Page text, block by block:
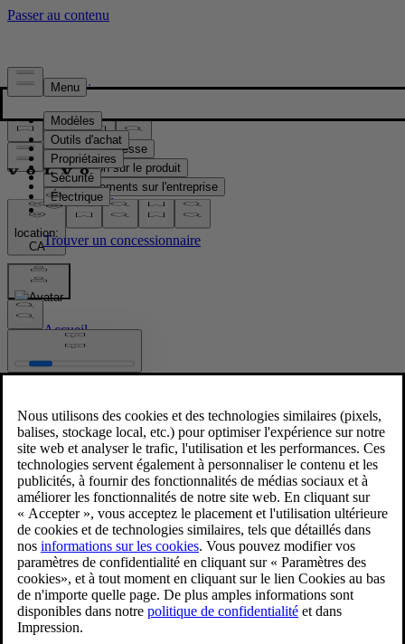
Presse & Médias
Matériel de presse
Information sur le produit
Renseignements sur l'entreprise
Contacts médias
location:
CA
Images
Accueil
/Images
Volvo EX30 Cloud Blue
4/11/2024
Favoris
Partager
Télécharger
Volvo EX30 Cloud Blue